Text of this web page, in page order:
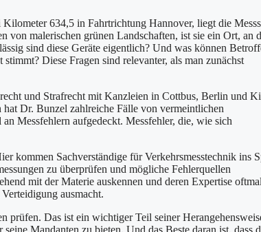
634,5 in Fahrtrichtung Hannover, liegt die
von malerischen grünen Landschaften, ist sie ein Ort, an
sind diese Geräte eigentlich? Und was können
Diese Fragen sind relevanter, als man zunächst
und Strafrecht mit Kanzleien in Cottbus, Berlin und
Dr. Bunzel zahlreiche Fälle von vermeintlichen
Messfehlern aufgedeckt. Messfehler, die, wie sich
kommen Sachverständige für Verkehrsmesstechnik ins
zu überprüfen und mögliche Fehlerquellen
mit der Materie auskennen und deren Expertise
ausmacht.
prüfen. Das ist ein wichtiger Teil seiner